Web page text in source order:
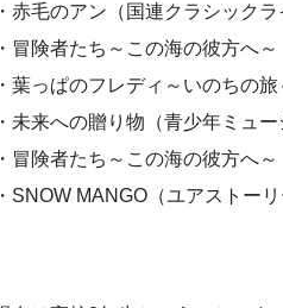
・赤毛のアン（国連クラシック
・冒険者たち～この海の彼方へ
・葉っぱのフレディ～いのちの
・未来への贈り物（青少年ミ
・冒険者たち～この海の彼方へ
・SNOW MANGO（ユアスト